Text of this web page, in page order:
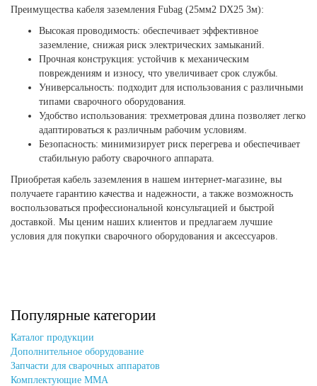
Преимущества кабеля заземления Fubag (25мм2 DX25 3м):
Высокая проводимость: обеспечивает эффективное
заземление, снижая риск электрических замыканий.
Прочная конструкция: устойчив к механическим
повреждениям и износу, что увеличивает срок службы.
Универсальность: подходит для использования с различными
типами сварочного оборудования.
Удобство использования: трехметровая длина позволяет легко
адаптироваться к различным рабочим условиям.
Безопасность: минимизирует риск перегрева и обеспечивает
стабильную работу сварочного аппарата.
Приобретая кабель заземления в нашем интернет-магазине, вы
получаете гарантию качества и надежности, а также возможность
воспользоваться профессиональной консультацией и быстрой
доставкой. Мы ценим наших клиентов и предлагаем лучшие
условия для покупки сварочного оборудования и аксессуаров.
Популярные категории
Каталог продукции
Дополнительное оборудование
Запчасти для сварочных аппаратов
Комплектующие MMA